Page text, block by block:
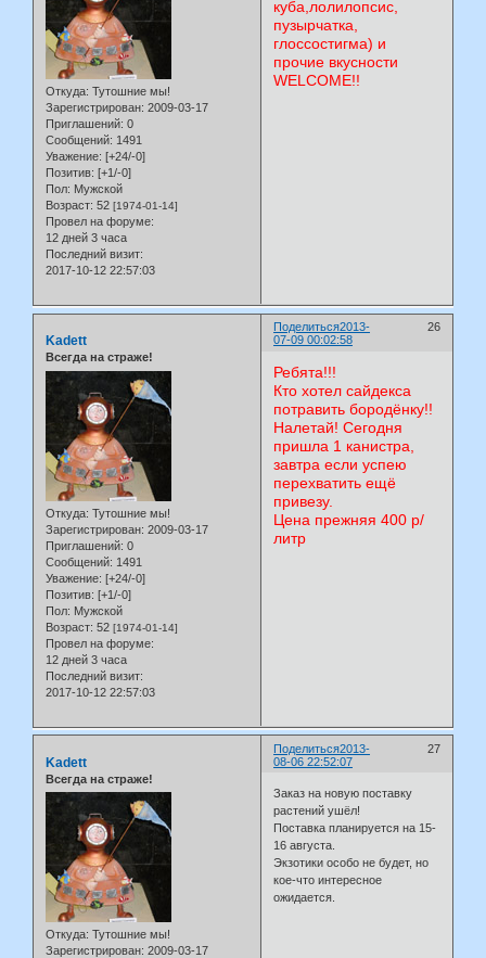
Откуда: Тутошние мы!
Зарегистрирован: 2009-03-17
Приглашений: 0
Сообщений: 1491
Уважение: [+24/-0]
Позитив: [+1/-0]
Пол: Мужской
Возраст: 52 [1974-01-14]
Провел на форуме:
12 дней 3 часа
Последний визит:
2017-10-12 22:57:03
куба,лолилопсис,
пузырчатка,
глоссостигма) и
прочие вкусности
WELCOME!!
Поделиться 26
2013-
07-09 00:02:58
Kadett
Всегда на страже!
Откуда: Тутошние мы!
Зарегистрирован: 2009-03-17
Приглашений: 0
Сообщений: 1491
Уважение: [+24/-0]
Позитив: [+1/-0]
Пол: Мужской
Возраст: 52 [1974-01-14]
Провел на форуме:
12 дней 3 часа
Последний визит:
2017-10-12 22:57:03
Ребята!!!
Кто хотел сайдекса
потравить бородёнку!!
Налетай! Сегодня
пришла 1 канистра,
завтра если успею
перехватить ещё
привезу.
Цена прежняя 400 р/
литр
Поделиться 27
2013-
08-06 22:52:07
Kadett
Всегда на страже!
Откуда: Тутошние мы!
Зарегистрирован: 2009-03-17
Заказ на новую поставку
растений ушёл!
Поставка планируется на 15-
16 августа.
Экзотики особо не будет, но
кое-что интересное
ожидается.